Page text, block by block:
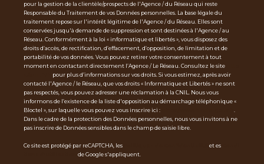
pour la gestion de la clientèle/prospects de l'Agence / du Réseau qui reste
Responsable du Traitement de vos Données personnelles. La base légale du
traitement repose sur l'intérêt légitime de l'Agence / du Réseau. Elles sont
conservées jusqu'à demande de suppression et sont destinées à l'Agence / au
Réseau. Conformément à la loi « informatique et libertés », vous disposez des
droits d’accès, de rectification, d’effacement, d’opposition, de limitation et de
portabilité de vos données. Vous pouvez retirer votre consentement à tout
moment en contactant directement l’Agence / Le Réseau. Consultez le site
pour plus d’informations sur vos droits. Si vous estimez, après avoir
contacté l'Agence / le Réseau, que vos droits « Informatique et Libertés » ne sont
pas respectés, vous pouvez adresser une réclamation à la CNIL. Nous vous
informons de l’existence de la liste d'opposition au démarchage téléphonique «
Bloctel », sur laquelle vous pouvez vous inscrire ici :
Dans le cadre de la protection des Données personnelles, nous vous invitons à ne
pas inscrire de Données sensibles dans le champ de saisie libre.
Ce site est protégé par reCAPTCHA, les et es
de Google s'appliquent.